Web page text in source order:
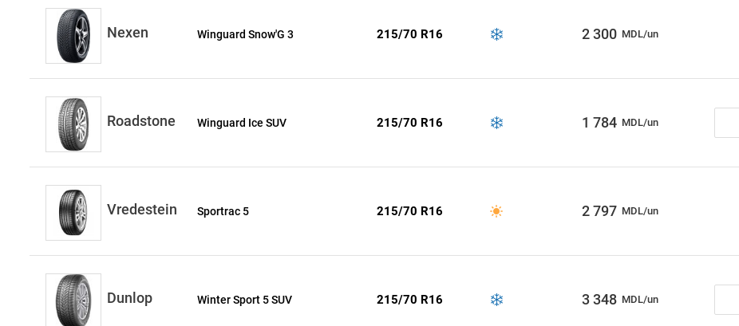
Nexen Winguard Snow'G 3 215/70 R16 2 300 MDL/un
Roadstone Winguard Ice SUV 215/70 R16 1 784 MDL/un
Vredestein Sportrac 5 215/70 R16 2 797 MDL/un
Dunlop Winter Sport 5 SUV 215/70 R16 3 348 MDL/un